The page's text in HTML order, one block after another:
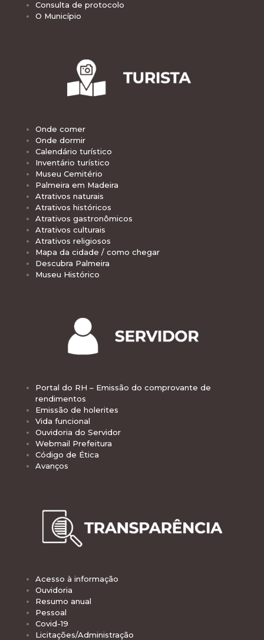
Consulta de protocolo
O Município
Onde comer
Onde dormir
Calendário turístico
Inventário turístico
Museu Cemitério
Palmeira em Madeira
Atrativos naturais
Atrativos históricos
Atrativos gastronômicos
Atrativos culturais
Atrativos religiosos
Mapa da cidade / como chegar
Descubra Palmeira
Museu Histórico
Portal do RH – Emissão do comprovante de
rendimentos
Emissão de holerites
Vida funcional
Ouvidoria do Servidor
Webmail Prefeitura
Código de Ética
Avanços
Acesso à informação
Ouvidoria
Resumo anual
Pessoal
Covid-19
Licitações/Administração